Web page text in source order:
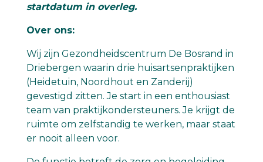
startdatum in overleg.
Over ons:
Wij zijn Gezondheidscentrum De Bosrand in
Driebergen waarin drie huisartsenpraktijken
(Heidetuin, Noordhout en Zanderij)
gevestigd zitten. Je start in een enthousiast
team van praktijkondersteuners. Je krijgt de
ruimte om zelfstandig te werken, maar staat
er nooit alleen voor.